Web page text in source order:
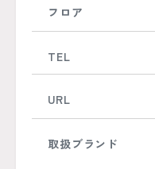
フロア
TEL
URL
取扱ブランド